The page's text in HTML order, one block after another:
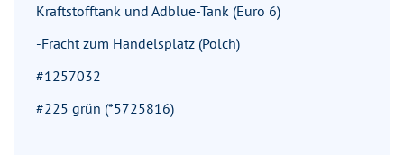
Kraftstofftank und Adblue-Tank (Euro 6)
-Fracht zum Handelsplatz (Polch)
#1257032
#225 grün (*5725816)